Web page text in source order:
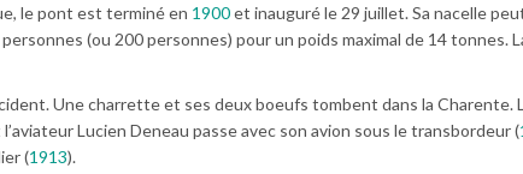
le pont est terminé en 1900et inauguré le 29 juillet. Sa nacelle
(ou 200 personnes) pour un poids maximal de 14 tonnes.
Une charrette et ses deux boeufs tombent dans la Charente.
Lucien Deneau passe avec son avion sous le transbordeur (
(1913).